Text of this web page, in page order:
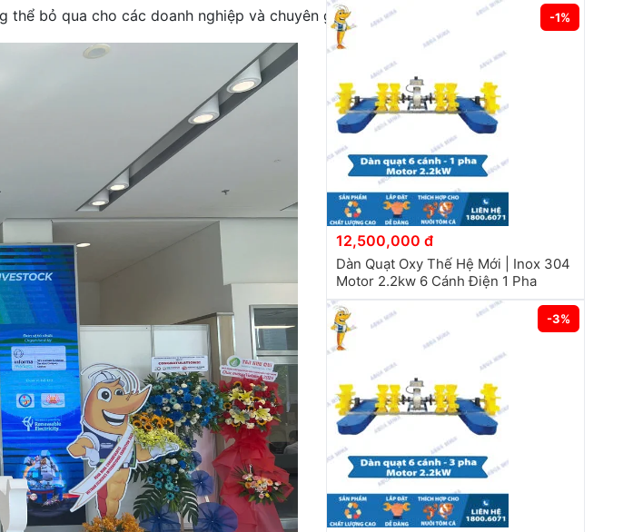
bỏ qua cho các doanh nghiệp và chuyên gia trong ngành thủy sản.
-1%
12,500,000 đ
Dàn Quạt Oxy Thế Hệ Mới | Inox 304
Motor 2.2kw 6 Cánh Điện 1 Pha
-3%